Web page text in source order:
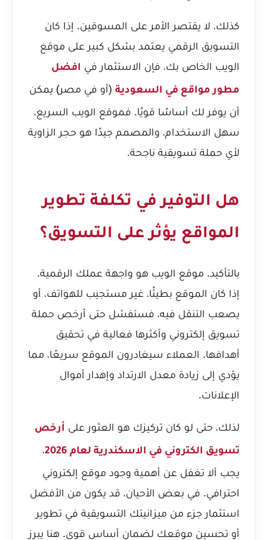
كذلك، لا يقتصر الأمر على المسوقين. إذا كان
التسويق الرقمي يعتمد بشكل كبير على موقع
الويب الخاص بك، فإن الاستثمار في افضل
مطور مواقع في السعودية (أو في مصر) يمكن
أن يوفر لك أساسًا قويًا. فموقع الويب السريع،
سهل الاستخدام، والمصمم جيدًا هو حجر الزاوية
لأي حملة تسويقية ناجحة.
هل التوفير في تكلفة تطوير
المواقع يؤثر على التسويق؟
بالتأكيد. موقع الويب هو واجهة عملك الرقمية.
إذا كان الموقع بطيئًا، غير مستجيب للهواتف، أو
يصعب التنقل فيه، فستفشل حتى أرخص حملة
تسويق إلكتروني وأكثرها فعالية في تحقيق
أهدافها. العملاء سيغادرون الموقع سريعًا، مما
يؤدي إلى زيادة معدل الارتداد وإهدار أموال
الإعلانات.
لذلك، حتى لو كان تركيزك هو العثور على أرخص
تسويق الكتروني في الاسكندرية لعام 2026
،
يجب ألا تغفل عن أهمية وجود موقع إلكتروني
احترافي. في بعض الأحيان، قد يكون من الأفضل
استثمار جزء من ميزانيتك التسويقية في تطوير
أو تحسين موقعك لضمان أساس قوي. هنا يبرز